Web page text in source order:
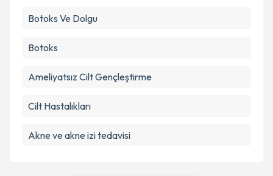
Botoks Ve Dolgu
Botoks
Ameliyatsız Cilt Gençleştirme
Cilt Hastalıkları
Akne ve akne izi tedavisi